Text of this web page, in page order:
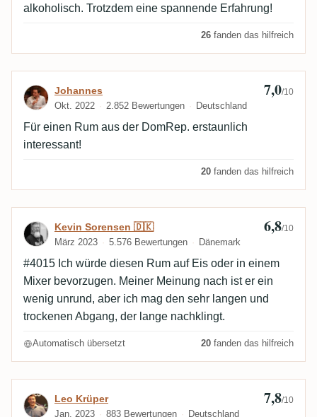
alkoholisch. Trotzdem eine spannende Erfahrung!
26 fanden das hilfreich
Bewertung von Johannes
Johannes
Okt. 2022 2.852 Bewertungen Deutschland
7,0/10
Für einen Rum aus der DomRep. erstaunlich
interessant!
20 fanden das hilfreich
Bewertung von Kevin Sorensen 🇩🇰
Kevin Sorensen 🇩🇰
März 2023 5.576 Bewertungen Dänemark
6,8/10
#4015 Ich würde diesen Rum auf Eis oder in einem
Mixer bevorzugen. Meiner Meinung nach ist er ein
wenig unrund, aber ich mag den sehr langen und
trockenen Abgang, der lange nachklingt.
Automatisch übersetzt 20 fanden das hilfreich
Bewertung von Leo Krüper
Leo Krüper
Jan. 2023 883 Bewertungen Deutschland
7,8/10